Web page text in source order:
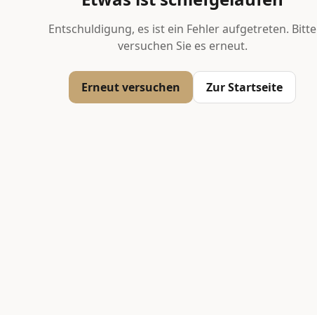
Entschuldigung, es ist ein Fehler aufgetreten. Bitte
versuchen Sie es erneut.
Erneut versuchen Zur Startseite